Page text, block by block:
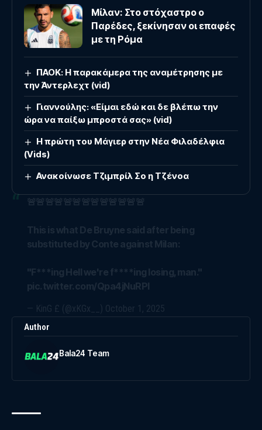
Μίλαν: Στο στόχαστρο ο
Παρέδες, ξεκίνησαν οι επαφές
με τη Ρόμα
ΠΑΟΚ: Η παρακάμερα της αναμέτρησης με
την Άντερλεχτ (vid)
Γιαννούλης: «Είμαι εδώ και δε βλέπω την
ώρα να παίξω μπροστά σας» (vid)
Η πρώτη του Μάγιερ στην Νέα Φιλαδέλφια
(Vids)
Ανακοίνωσε Τζιμπρίλ Σο η Τζένοα
🚨🚨🚨🚨🚨🚨🚨🚨🚨🚨🚨🚨🚨
This is what De Bruyne said after being
substituted by Conte against Milan:
"F***ing Hell we're f****ing losing, man."
pic.twitter.com/Qpa4jNuRPI
— KinG £ (@xKGx__) October 1, 2025
Author
Bala24 Team